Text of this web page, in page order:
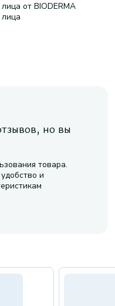
от BIODERMA
но вы
товара.
и